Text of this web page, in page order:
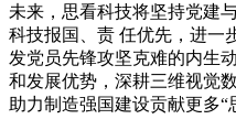
未来，思看科技将坚持党建
科技报国、责 任优先，进一
发党员先锋攻坚克难的内生
和发展优势，深耕三维视觉
助力制造强国建设贡献更多“